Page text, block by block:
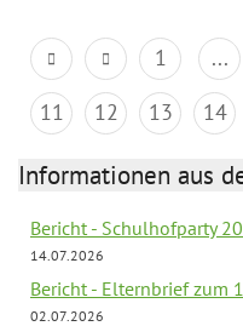
1 ...
11
12 13 14
Informationen aus
Bericht - Schulhofparty
14.07.2026
Bericht - Elternbrief zum
02.07.2026